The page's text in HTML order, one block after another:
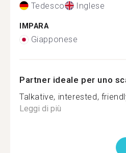
Tedesco Inglese
IMPARA
Giapponese
Partner ideale per uno
Talkative, interested,
Leggi di più